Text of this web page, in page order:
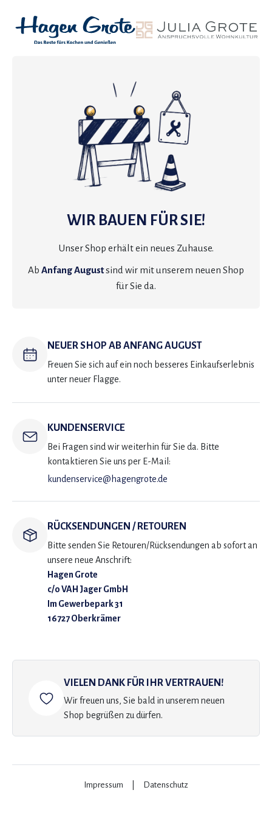
WIR BAUEN FÜR SIE!
Unser Shop erhält ein neues Zuhause.
Ab Anfang Augustsind wir mit unserem neuen Shop
für Sie da.
NEUER SHOP AB ANFANG AUGUST
Freuen Sie sich auf ein noch besseres Einkaufserlebnis
unter neuer Flagge.
KUNDENSERVICE
Bei Fragen sind wir weiterhin für Sie da. Bitte
kontaktieren Sie uns per E-Mail:
kundenservice@hagengrote.de
RÜCKSENDUNGEN / RETOUREN
Bitte senden Sie Retouren/Rücksendungen ab sofort an
unsere neue Anschrift:
Hagen Grote
c/o VAH Jager GmbH
Im Gewerbepark 31
16727 Oberkrämer
VIELEN DANK FÜR IHR VERTRAUEN!
Wir freuen uns, Sie bald in unserem neuen
Shop begrüßen zu dürfen.
Impressum Datenschutz